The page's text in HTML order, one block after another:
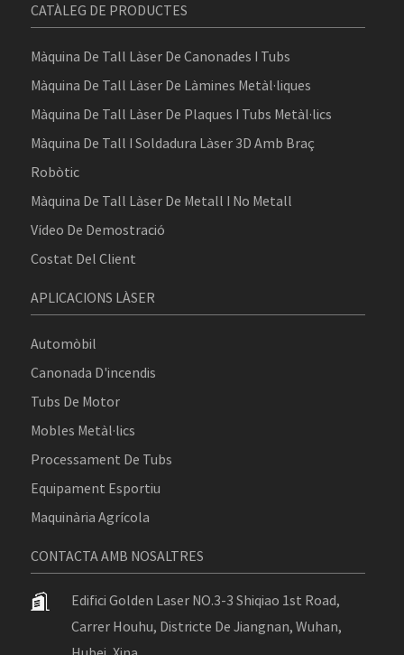
CATÀLEG DE PRODUCTES
Màquina De Tall Làser De Canonades I Tubs
Màquina De Tall Làser De Làmines Metàl·liques
Màquina De Tall Làser De Plaques I Tubs Metàl·lics
Màquina De Tall I Soldadura Làser 3D Amb Braç
Robòtic
Màquina De Tall Làser De Metall I No Metall
Vídeo De Demostració
Costat Del Client
APLICACIONS LÀSER
Automòbil
Canonada D'incendis
Tubs De Motor
Mobles Metàl·lics
Processament De Tubs
Equipament Esportiu
Maquinària Agrícola
CONTACTA AMB NOSALTRES
Edifici Golden Laser NO.3-3 Shiqiao 1st Road,
Carrer Houhu, Districte De Jiangnan, Wuhan,